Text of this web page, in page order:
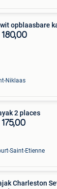
opblaasbare
Niklaas
2 places
Saint-Etienne
Charleston